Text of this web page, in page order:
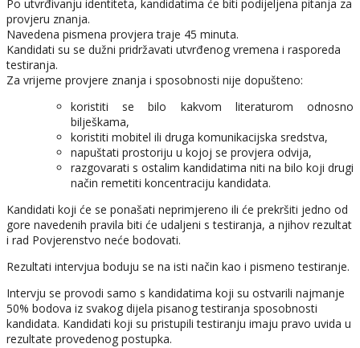
Po utvrđivanju identiteta, kandidatima će biti podijeljena pitanja za
provjeru znanja.
Navedena pismena provjera traje 45 minuta.
Kandidati su se dužni pridržavati utvrđenog vremena i rasporeda
testiranja.
Za vrijeme provjere znanja i sposobnosti nije dopušteno:
koristiti se bilo kakvom literaturom odnosno
bilješkama,
koristiti mobitel ili druga komunikacijska sredstva,
napuštati prostoriju u kojoj se provjera odvija,
razgovarati s ostalim kandidatima niti na bilo koji drugi
način remetiti koncentraciju kandidata.
Kandidati koji će se ponašati neprimjereno ili će prekršiti jedno od
gore navedenih pravila biti će udaljeni s testiranja, a njihov rezultat
i rad Povjerenstvo neće bodovati.
Rezultati intervjua boduju se na isti način kao i pismeno testiranje.
Intervju se provodi samo s kandidatima koji su ostvarili najmanje
50% bodova iz svakog dijela pisanog testiranja sposobnosti
kandidata. Kandidati koji su pristupili testiranju imaju pravo uvida u
rezultate provedenog postupka.